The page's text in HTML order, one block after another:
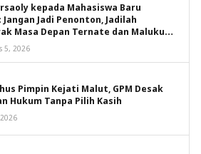
kepada Mahasiswa Baru
Jadi Penonton, Jadilah
Masa Depan Ternate dan Maluku
5, 2026
Pimpin Kejati Malut, GPM Desak
Hukum Tanpa Pilih Kasih